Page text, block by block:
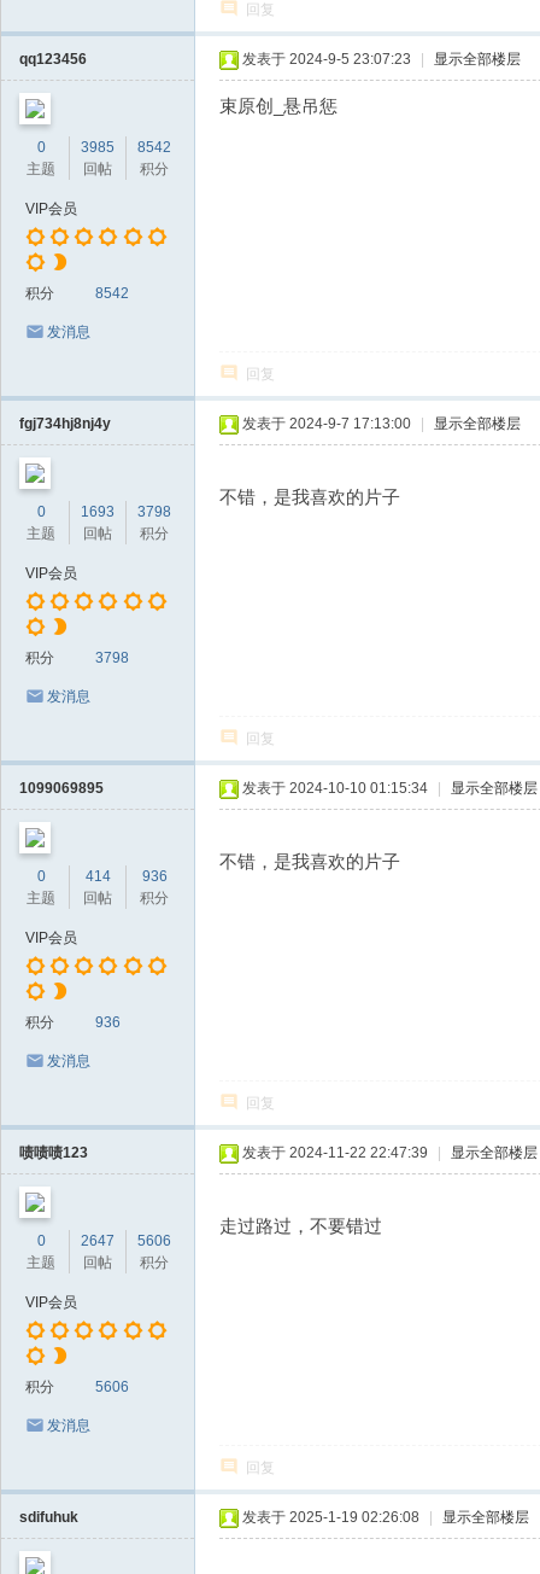
回复
qq123456
0
主题
3985
回帖
8542
积分
VIP会员
积分 8542
发消息
发表于 2024-9-5 23:07:23 显示全部楼层
束原创_悬吊惩
回复
fgj734hj8nj4y
0
主题
1693
回帖
3798
积分
VIP会员
积分 3798
发消息
发表于 2024-9-7 17:13:00 显示全部楼层
不错，是我喜欢的片子
回复
1099069895
0
主题
414
回帖
936
积分
VIP会员
积分 936
发消息
发表于 2024-10-10 01:15:34 显示全部楼层
不错，是我喜欢的片子
回复
啧啧啧123
0
主题
2647
回帖
5606
积分
VIP会员
积分 5606
发消息
发表于 2024-11-22 22:47:39 显示全部楼层
走过路过，不要错过
回复
sdifuhuk 发表于 2025-1-19 02:26:08 显示全部楼层